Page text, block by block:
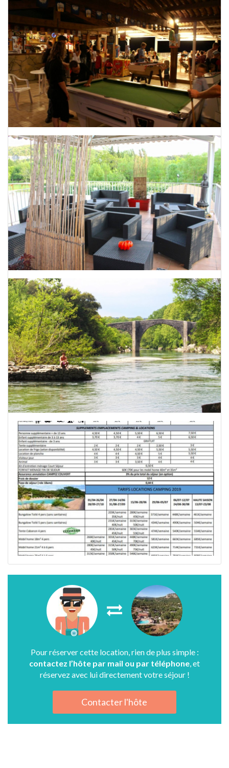
Pour réserver cette location, rien de plus simple :
contactez l’hôte par mail ou par téléphone , et
réservez avec lui directement votre séjour !
Contacter l'hôte